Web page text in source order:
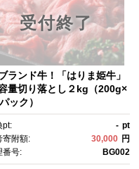
受付終了
ランド牛！「はりま姫牛」
量切り落とし２kg（200g×
ック）
pt: - pt
寄附額:
30,000 円
番号:
BG002